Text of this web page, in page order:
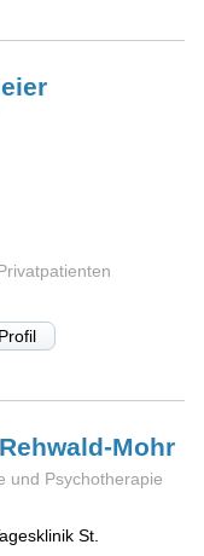
Rehwald-Mohr
und Psychotherapie
St.